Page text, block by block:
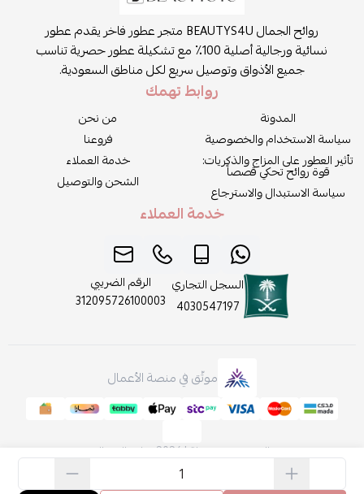
روائح الجمال BEAUTYS4U متجر عطور فاخر يقدم عطور
نسائية ورجالية أصلية 100٪ مع تشكيلة عطور حصرية تناسب
جميع الأذواق وتوصيل سريع لكل مناطق السعودية.
روابط تهمك
المدونة
سياسة الاستخدام والخصوصية
تأثير العطور على المزاج والذكريات:
قوة روائح تحكي قصصاً
سياسة الاستبدال والاسترجاع
من نحن
فروعنا
خدمة العملاء
الشحن والتوصيل
خدمة العملاء
السجل التجاري
4030547197
الرقم الضريبي
312095726100003
موثّق في منصة الأعمال
الحقوق محفوظة | 2026 روائح الجمال